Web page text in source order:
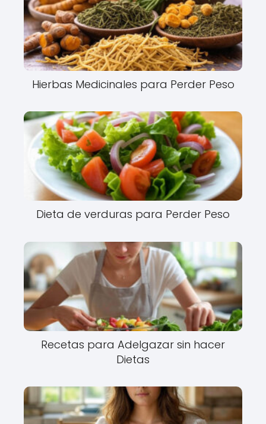
Hierbas Medicinales para Perder Peso
Dieta de verduras para Perder Peso
Recetas para Adelgazar sin hacer
Dietas